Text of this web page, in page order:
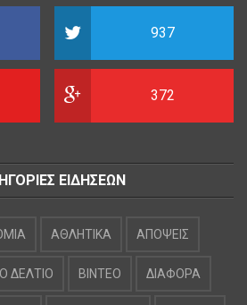
937
372
ΕΙΔΗΣΕΩΝ
ΑΘΛΗΤΙΚΑ ΑΠΟΨΕΙΣ
ΔΕΛΤΙΟ ΒΙΝΤΕΟ ΔΙΑΦΟΡΑ